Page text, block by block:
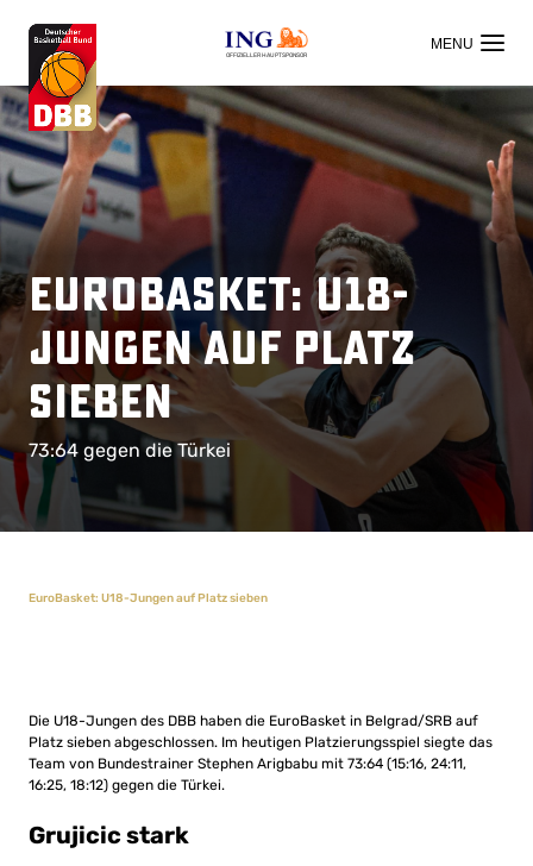
OFFIZIELLER HAUPTSPONSOR
EuroBasket: U18-
Jungen auf Platz
sieben
73:64 gegen die Türkei
EuroBasket: U18-Jungen auf Platz sieben
Die U18-Jungen des DBB haben die EuroBasket in Belgrad/SRB auf
Platz sieben abgeschlossen. Im heutigen Platzierungsspiel siegte das
Team von Bundestrainer Stephen Arigbabu mit 73:64 (15:16, 24:11,
16:25, 18:12) gegen die Türkei.
Grujicic stark